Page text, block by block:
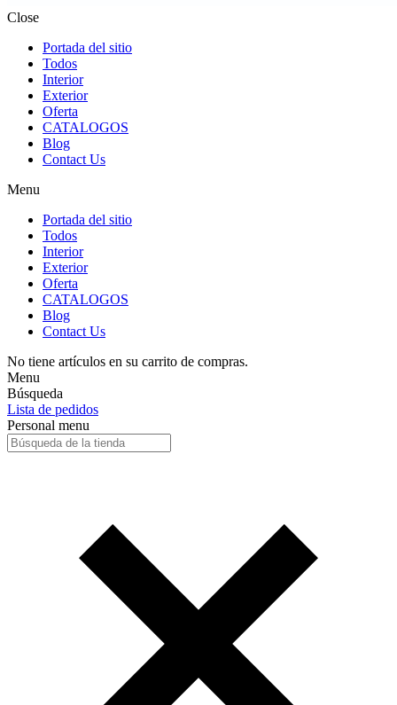
Close
Portada del sitio
Todos
Interior
Exterior
Oferta
CATALOGOS
Blog
Contact Us
Menu
Portada del sitio
Todos
Interior
Exterior
Oferta
CATALOGOS
Blog
Contact Us
No tiene artículos en su carrito de compras.
Menu
Búsqueda
Lista de pedidos
Personal menu